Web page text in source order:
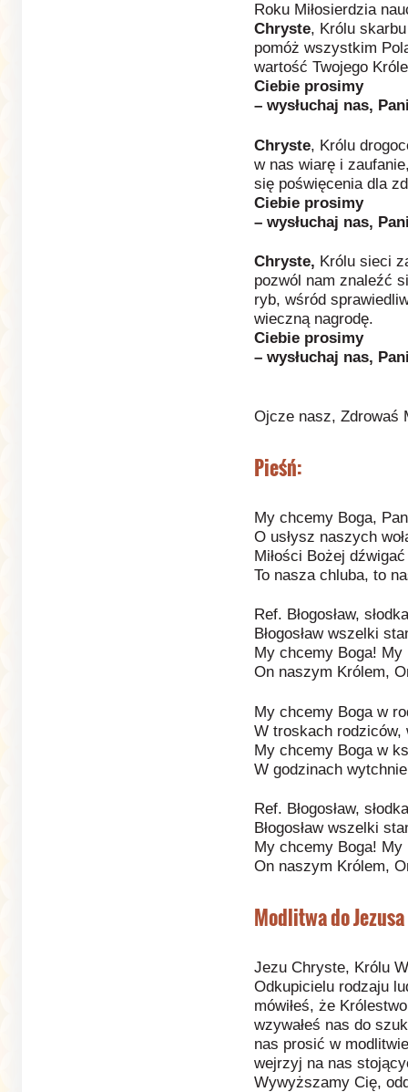
Roku Miłosierdzia
Chryste, Królu
pomóż wszystkim
wartość Twojego
Ciebie prosimy
– wysłuchaj nas,
Chryste, Królu
w nas wiarę i
się poświęcenia dla
Ciebie prosimy
– wysłuchaj nas,
Chryste, Królu sieci
pozwól nam znaleźć
ryb, wśród
wieczną nagrodę.
Ciebie prosimy
– wysłuchaj nas,
Ojcze nasz, Zdrowaś
Pieśń:
My chcemy Boga,
O usłysz naszych
Miłości Bożej
To nasza chluba, to
Ref. Błogosław,
Błogosław wszelki
My chcemy Boga! My
On naszym Królem,
My chcemy Boga w
W troskach rodziców,
My chcemy Boga w
W godzinach
Ref. Błogosław,
Błogosław wszelki
My chcemy Boga! My
On naszym Królem,
Modlitwa do
Jezu Chryste, Królu
Odkupicielu rodzaju
mówiłeś, że
wzywałeś nas do
nas prosić w
wejrzyj na nas
Wywyższamy Cię,